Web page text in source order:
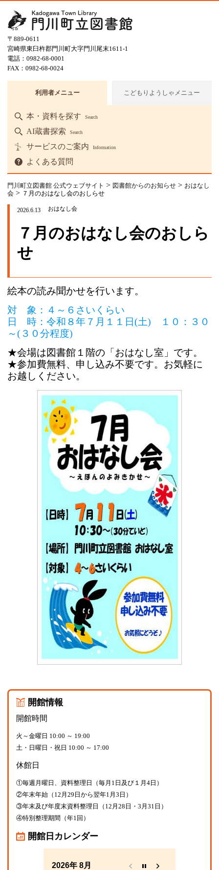
〒889-0611
宮崎県東臼杵郡門川町大字門川尾末1611-1
電話：0982-68-0001
FAX：0982-68-0024
利用者メニュー こどもりようしゃメニュー
本・資料を探す Search
AI蔵書探索 Search
サービスのご案内 Information
よくある質問
開館情報
開館時間
火～金曜日 10:00 ～ 19:00
土・日曜日・祝日 10:00 ～ 17:00
休館日
①毎週月曜日、資料整理日（毎月1日及び１月4日）
②年末年始（12月29日から翌年1月3日）
③年末及び年度末資料整理日（12月28日・3月31日）
④特別整理期間（年1回）
開館日カレンダー
2026年 8月
門川町立図書館 公式ウェブサイト > 図書館からのお知らせ > おはなし
会 > ７月のおはなし会のおしらせ
2026.6.13 おはなし会
７月のおはなし会のおしら
せ
絵本の読み聞かせを行います。
対 象：４～６さいくらい
日 時：令和８年７月１１日(土) １０：３０
～(３０分程度)
★会場は図書館１階の「おはなし室」です。
★参加費無料、 申 し込み不要です。お気軽に
お越しください。